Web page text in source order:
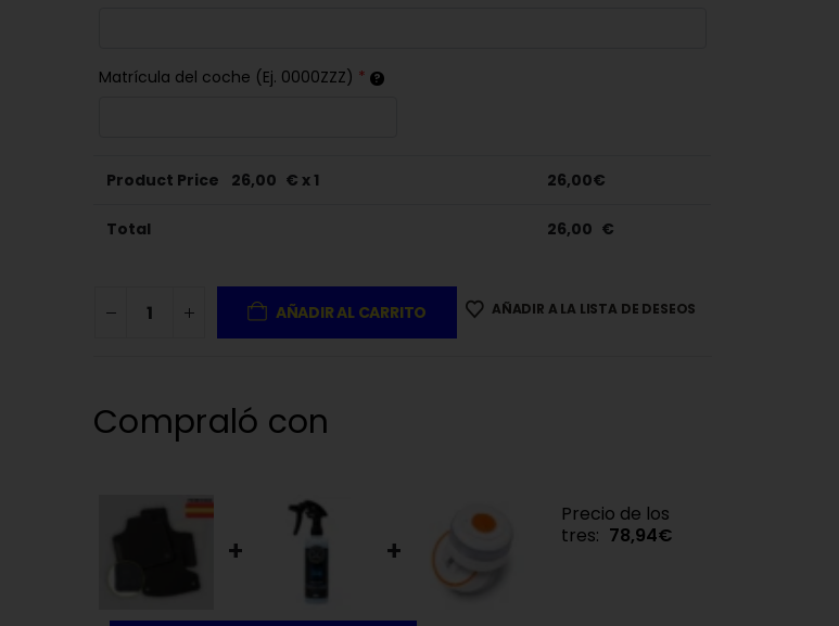
Matrícula del coche (Ej. 0000ZZZ) *
Product Price 26,00 € x 1 26,00€
Total 26,00 €
AÑADIR AL CARRITO AÑADIR A LA LISTA DE DESEOS
Compraló con
+ +
Precio de los
tres: 78,94€